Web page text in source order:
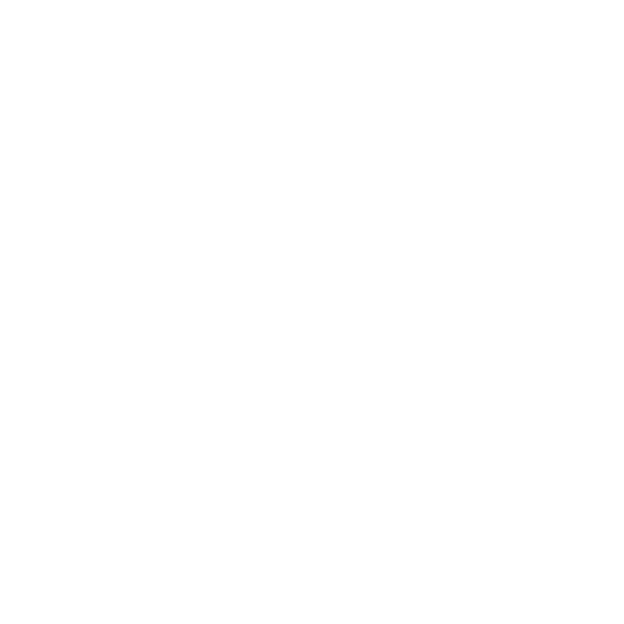
přirozeného světla. Každý pokoj má WiFi, klimatizaci a set pro přípravu kávy nebo čaje.
objevit a prozkoumat toto krásné město. Nedaleko hotelu je množství restaurací, barů, kaváren a obchodních možností.